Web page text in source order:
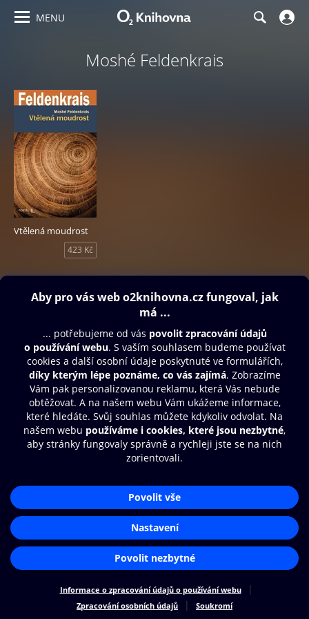
MENU
Moshé Feldenkrais
Vtělená moudrost
423 Kč
Obsah ke stažení
Další zábava
© O2 Czech Republic a.s.
Nákupní řád
Přístupnost
Cookies
Nastavení cookies
Aplikace O2 Knihovna
Čti a poslouchej své e-knihy a
audioknihy rychleji a pohodlněji.